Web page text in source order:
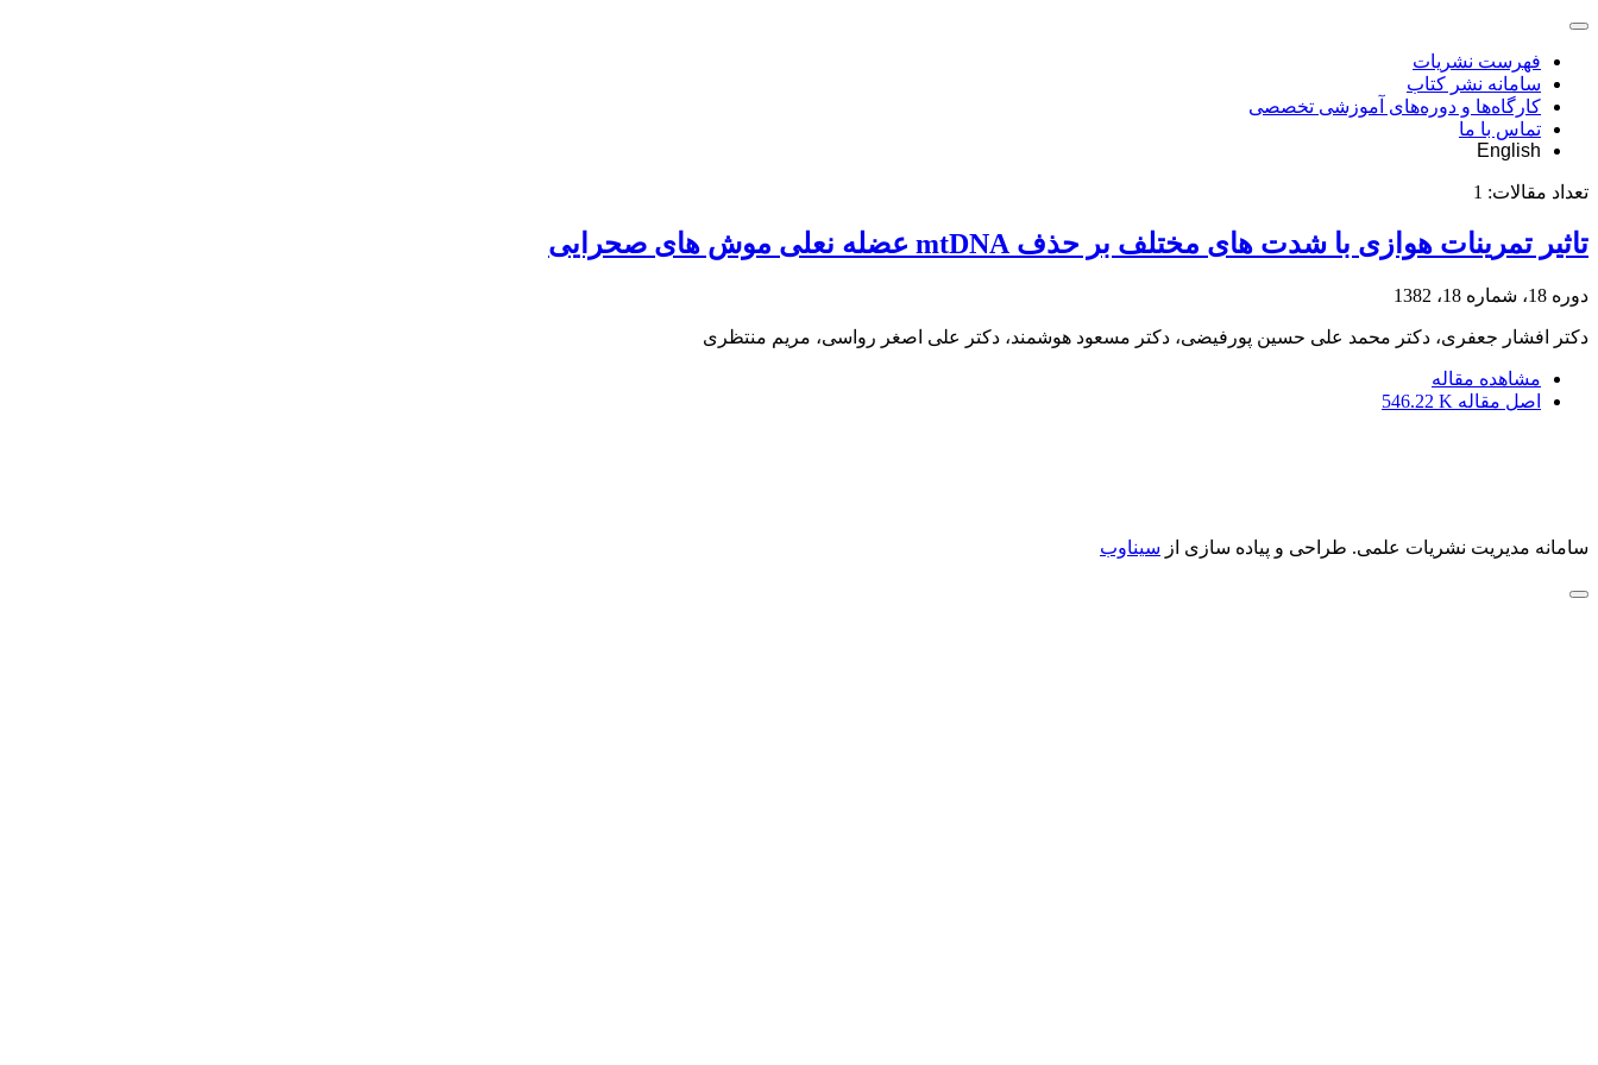
فهرست نشریات
سامانه نشر کتاب
کارگاه‌ها و دوره‌های آموزشی تخصصی
تماس با ما
English
تعداد مقالات: 1
تاثیر تمرینات هوازی با شدت های مختلف بر حذف mtDNA عضله نعلی موش های صحرایی
دوره 18، شماره 18، 1382
دکتر افشار جعفری، دکتر محمد علی حسین پورفیضی، دکتر مسعود هوشمند، دکتر علی اصغر رواسی، مریم منتظری
مشاهده مقاله
اصل مقاله 546.22 K
سامانه مدیریت نشریات علمی. طراحی و پیاده سازی از سیناوب